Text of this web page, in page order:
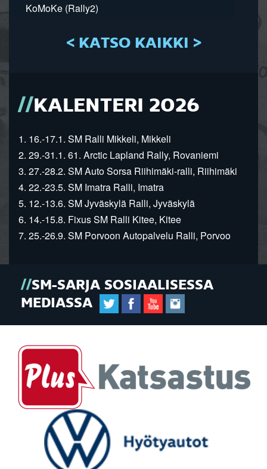
KoMoKe (Rally2)
< KATSO KAIKKI >
KALENTERI 2026
1. 16.-17.1. SM Ralli Mikkeli, Mikkeli
2. 29.-31.1. 61. Arctic Lapland Rally, Rovaniemi
3. 27.-28.2. SM Auto Sorsa Riihimäki-ralli, Riihimäki
4. 22.-23.5. SM Imatra Ralli, Imatra
5. 12.-13.6. SM Jyväskylä Ralli, Jyväskylä
6. 14.-15.8. Fixus SM Ralli Kitee, Kitee
7. 25.-26.9. SM Porvoon Autopalvelu Ralli, Porvoo
SM-SARJA SOSIAALISESSA
MEDIASSA